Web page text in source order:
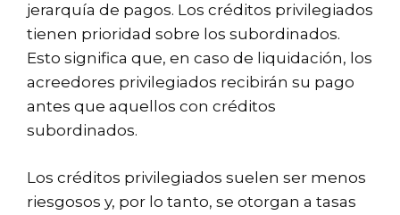
jerarquía de pagos. Los créditos privilegiados
tienen prioridad sobre los subordinados.
Esto significa que, en caso de liquidación, los
acreedores privilegiados recibirán su pago
antes que aquellos con créditos
subordinados.
Los créditos privilegiados suelen ser menos
riesgosos y, por lo tanto, se otorgan a tasas